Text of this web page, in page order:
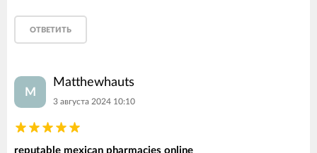
ОТВЕТИТЬ
M
Matthewhauts
3 августа 2024 10:10
reputable mexican pharmacies online